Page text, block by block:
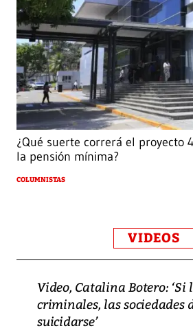
¿Qué suerte correrá el proyecto
la pensión mínima?
COLUMNISTAS
VIDEOS
Video, Catalina Botero: ‘Si
criminales, las sociedades
suicidarse’